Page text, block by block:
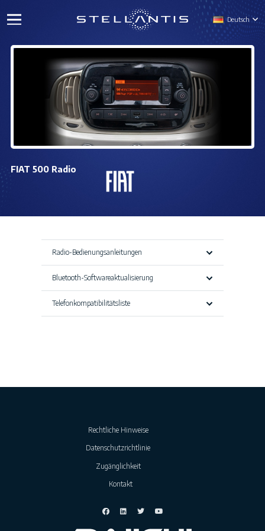
Deutsch
FIAT 500 Radio
Radio-Bedienungsanleitungen
Bluetooth-Softwareaktualisierung
Telefonkompatibilitätsliste
Rechtliche Hinweise
Datenschutzrichtlinie
Zugänglichkeit
Kontakt